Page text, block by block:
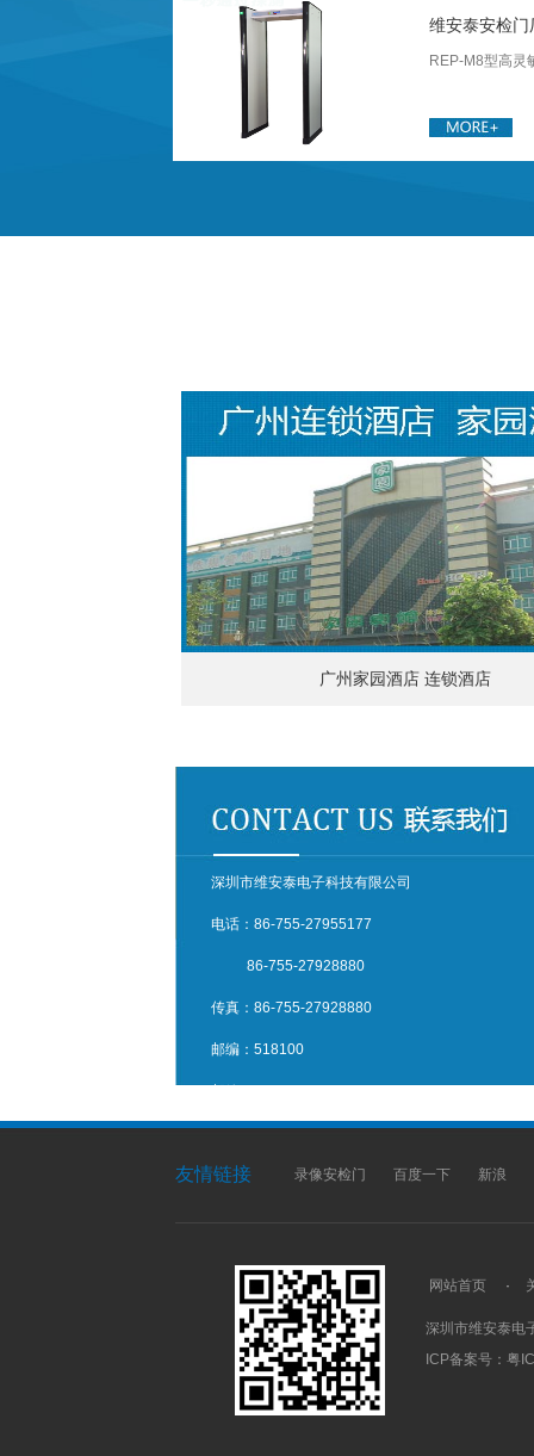
分广阔。
公共安全领域
维安泰安检
REP-M8型高灵
l 满足
广州家园酒店 连锁酒店
深圳市维安泰电子科技有限公司
电话：86-755-27955177
86-755-27928880
传真：86-755-27928880
邮编：518100
网址：http://www.ccwat.com
地址：广东省深圳市宝安区沙井安山二路1号
友情链接 录像安检门 百度一下 新浪
网站首页 ·
深圳市维安泰电
ICP备案号： 粤